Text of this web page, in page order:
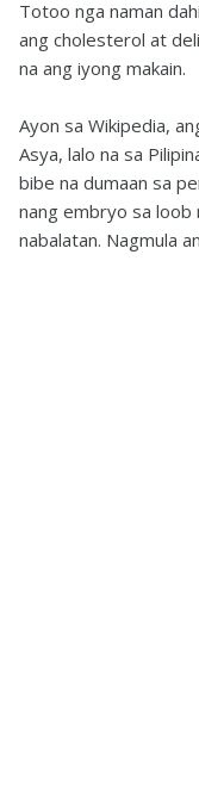
Totoo nga naman
ang cholesterol at
na ang iyong makain.
Ayon sa Wikipedia,
Asya, lalo na sa
bibe na dumaan sa
nang embryo sa loob
nabalatan. Nagmula